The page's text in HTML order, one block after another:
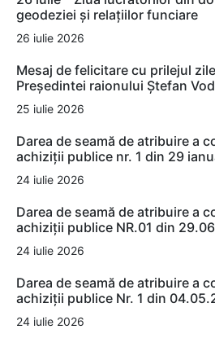
geodeziei și relațiilor funciare
26 iulie 2026
Mesaj de felicitare cu prilejul
Președintei raionului Ștefan
25 iulie 2026
Darea de seamă de atribuire a
achiziții publice nr. 1 din 29
24 iulie 2026
Darea de seamă de atribuire a
achiziții publice NR.01 din
24 iulie 2026
Darea de seamă de atribuire a
achiziții publice Nr. 1 din
24 iulie 2026